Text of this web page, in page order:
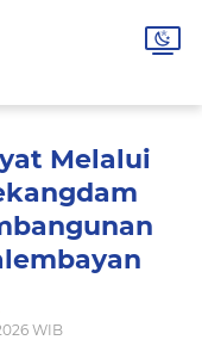
Melalui
WIB